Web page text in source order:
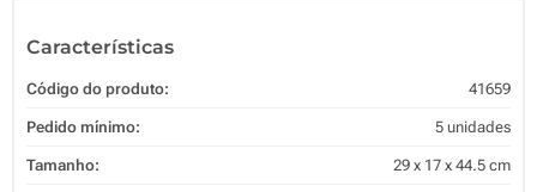
Características
Código do produto: 41659
Pedido mínimo: 5 unidades
Tamanho: 29 x 17 x 44.5 cm